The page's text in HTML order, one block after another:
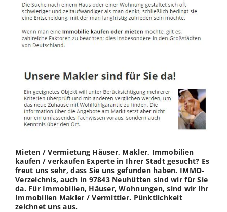
Mieten / Vermietung Häuser, Makler, Immobilien
kaufen / verkaufen Experte in Ihrer Stadt gesucht? Es
freut uns sehr, dass Sie uns gefunden haben. IMMO-
Verzeichnis, auch in 97843 Neuhütten sind wir für Sie
da. Für Immobilien, Häuser, Wohnungen, sind wir Ihr
Immobilien Makler / Vermittler. Pünktlichkeit
zeichnet uns aus.